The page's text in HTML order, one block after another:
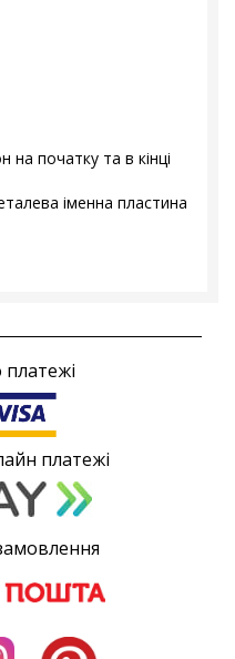
на початку та в кінці
іменна пластина
платежі